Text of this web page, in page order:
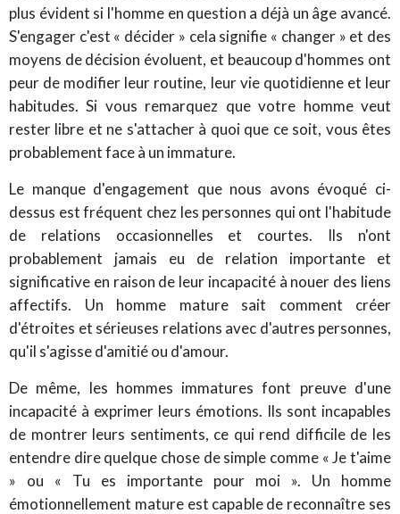
plus évident si l'homme en question a déjà un âge avancé.
S'engager c'est « décider » cela signifie « changer » et des
moyens de décision évoluent, et beaucoup d'hommes ont
peur de modifier leur routine, leur vie quotidienne et leur
habitudes. Si vous remarquez que votre homme veut
rester libre et ne s'attacher à quoi que ce soit, vous êtes
probablement face à un immature.
Le manque d'engagement que nous avons évoqué ci-
dessus est fréquent chez les personnes qui ont l'habitude
de relations occasionnelles et courtes. Ils n'ont
probablement jamais eu de relation importante et
significative en raison de leur incapacité à nouer des liens
affectifs. Un homme mature sait comment créer
d'étroites et sérieuses relations avec d'autres personnes,
qu'il s'agisse d'amitié ou d'amour.
De même, les hommes immatures font preuve d'une
incapacité à exprimer leurs émotions. Ils sont incapables
de montrer leurs sentiments, ce qui rend difficile de les
entendre dire quelque chose de simple comme « Je t'aime
» ou « Tu es importante pour moi ». Un homme
émotionnellement mature est capable de reconnaître ses